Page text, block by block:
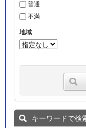
普通
不満
キーワードで検